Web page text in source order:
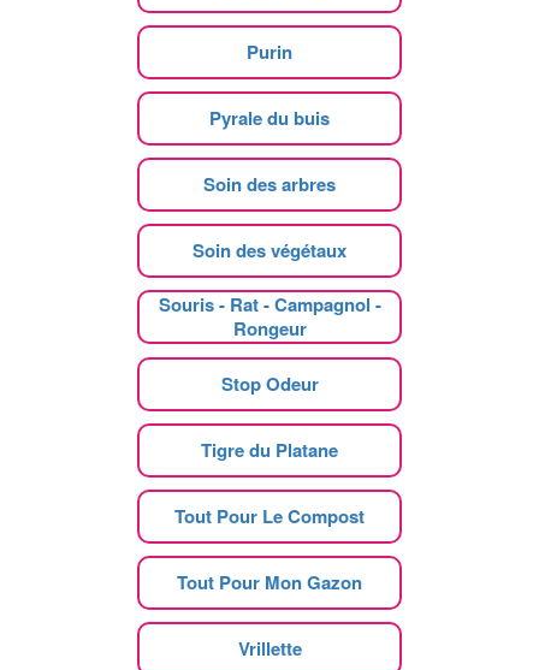
Purin
Pyrale du buis
Soin des arbres
Soin des végétaux
Souris - Rat - Campagnol -
Rongeur
Stop Odeur
Tigre du Platane
Tout Pour Le Compost
Tout Pour Mon Gazon
Vrillette